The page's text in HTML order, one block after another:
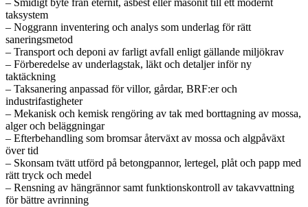
– Smidigt byte från eternit, asbest eller masonit till ett modernt
taksystem
– Noggrann inventering och analys som underlag för rätt
saneringsmetod
– Transport och deponi av farligt avfall enligt gällande miljökrav
– Förberedelse av underlagstak, läkt och detaljer inför ny
taktäckning
– Taksanering anpassad för villor, gårdar, BRF:er och
industrifastigheter
– Mekanisk och kemisk rengöring av tak med borttagning av mossa,
alger och beläggningar
– Efterbehandling som bromsar återväxt av mossa och algpåväxt
över tid
– Skonsam tvätt utförd på betongpannor, lertegel, plåt och papp med
rätt tryck och medel
– Rensning av hängrännor samt funktionskontroll av takavvattning
för bättre avrinning